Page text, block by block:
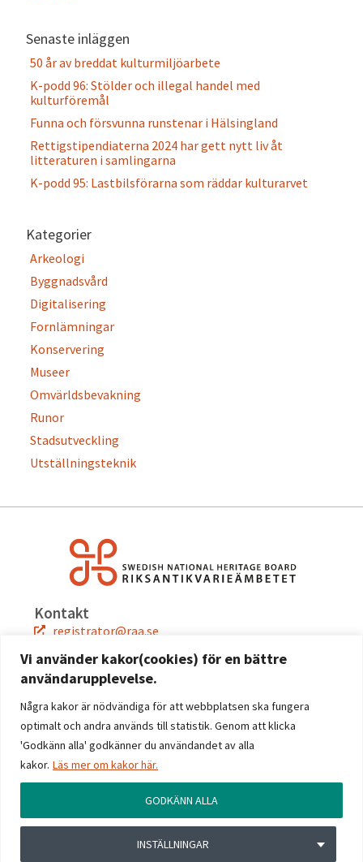
Vi använder kakor(cookies) för en bättre
användarupplevelse.
Några kakor är nödvändiga för att webbplatsen ska fungera
optimalt och andra används till statistik. Genom att klicka
'Godkänn alla' godkänner du användandet av alla
kakor. Läs mer om kakor här.
INSTÄLLNINGAR
GODKÄNN ALLA
Senaste inläggen
50 år av breddat kulturmiljöarbete
K-podd 96: Stölder och illegal handel med
kulturföremål
Funna och försvunna runstenar i Hälsingland
Rettigstipendiaterna 2024 har gett nytt liv åt
litteraturen i samlingarna
K-podd 95: Lastbilsförarna som räddar kulturarvet
Kategorier
Arkeologi
Byggnadsvård
Digitalisering
Fornlämningar
Konservering
Museer
Omvärldsbevakning
Runor
Stadsutveckling
Utställningsteknik
Kontakt
registrator@raa.se
08-5191 80 00
Snabblänkar
Jobba hos oss
Press
Kontakta oss
Följ oss
Linkedin